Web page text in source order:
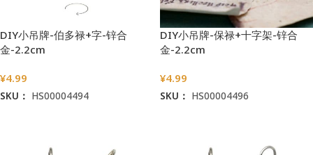
DIY小吊牌-伯多禄+字-锌合
金-2.2cm
¥4.99
SKU： HS00004494
DIY小吊牌-保禄+十字架-锌合
金-2.2cm
¥4.99
SKU： HS00004496